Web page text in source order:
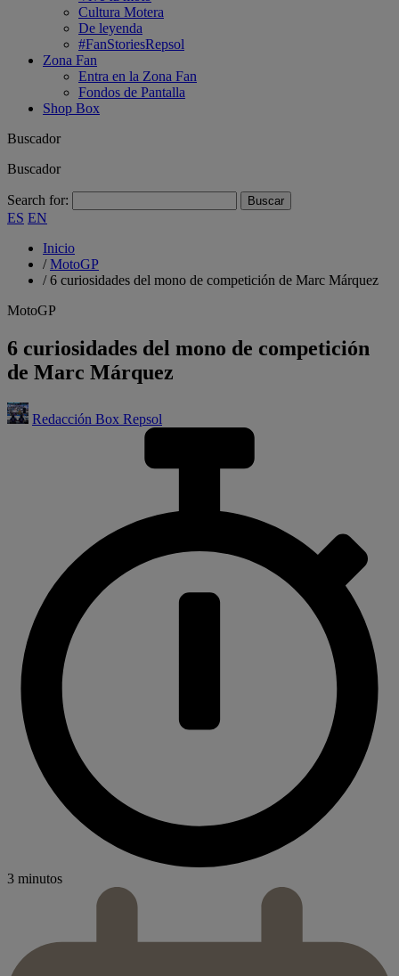
Cultura Motera
De leyenda
#FanStoriesRepsol
Zona Fan
Entra en la Zona Fan
Fondos de Pantalla
Shop Box
Buscador
Buscador
Search for:
ES EN
Inicio
/MotoGP
/6 curiosidades del mono de competición de Marc Márquez
MotoGP
6 curiosidades del mono de competición
de Marc Márquez
Redacción Box Repsol
3 minutos